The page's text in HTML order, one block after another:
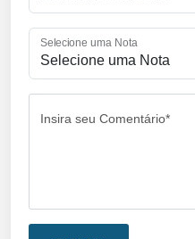
Selecione uma Nota
Insira seu Comentário*